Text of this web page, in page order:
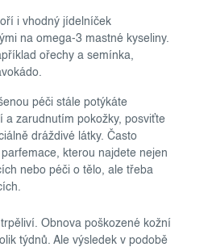
i vhodný jídelníček
na omega-3 mastné kyseliny.
ořechy a semínka,
péči stále potýkáte
a zarudnutím pokožky, posviťte
dráždivé látky. Často
kterou najdete nejen
nebo péči o tělo, ale třeba
Obnova poškozené kožní
týdnů. Ale výsledek v podobě